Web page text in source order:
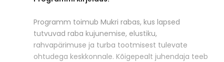
Programm toimub Mukri rabas, kus lapsed
tutvuvad raba kujunemise, elustiku,
rahvapärimuse ja turba tootmisest tulevate
ohtudega keskkonnale. Kõigepealt juhendaja teeb